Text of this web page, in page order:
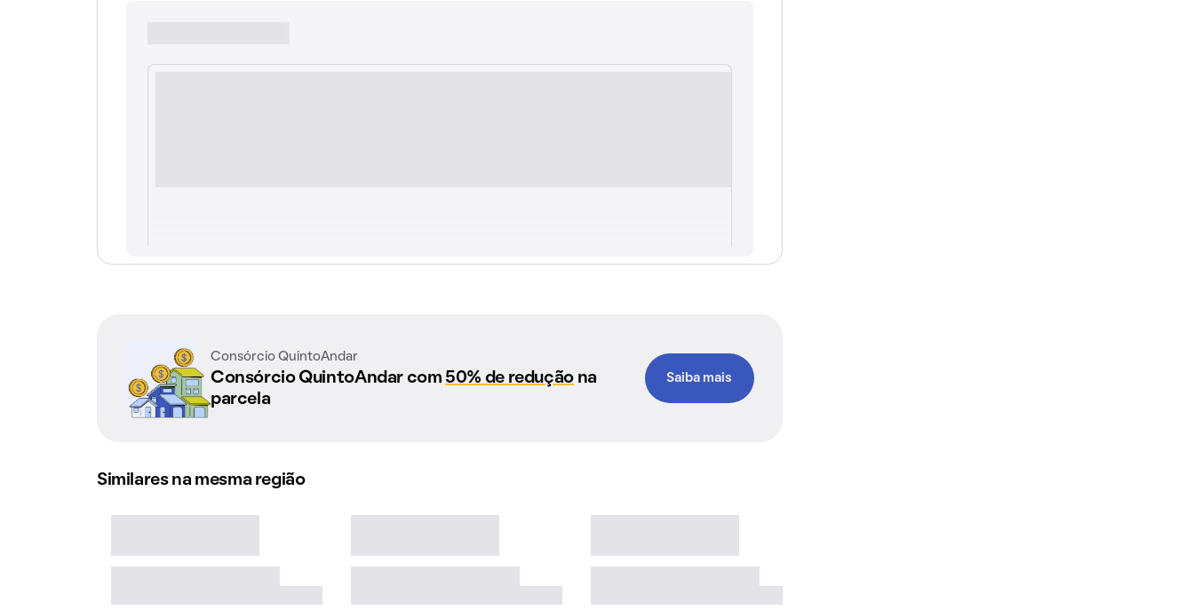
Consórcio QuintoAndar
Consórcio QuintoAndar com 50% de reduçãona
parcela
Saiba mais
Similares na mesma região